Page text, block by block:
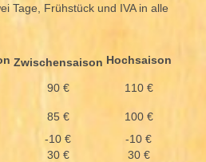
Tage, Frühstück und IVA in alle
Zwischensaison Hochsaison
90 €
110 €
85 €
100 €
-10 €
-10 €
30 €
30 €